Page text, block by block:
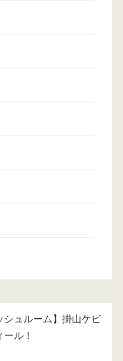
シュルーム】掛山ケビ
ル！